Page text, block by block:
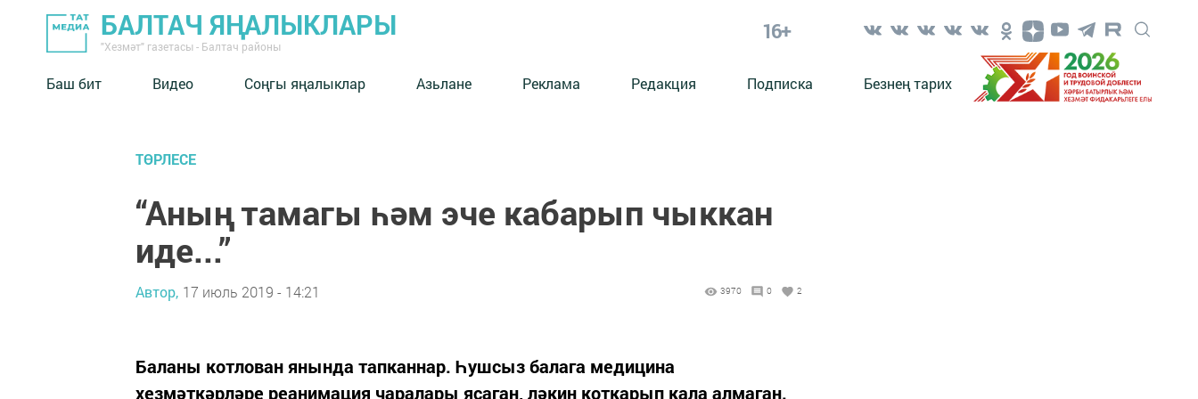
БАЛТАЧ ЯҢАЛЫКЛАРЫ
"Хезмәт" газетасы - Балтач районы
16+
Баш бит Видео Соңгы яңалыклар Азьлане Реклама Редакция Подписка Безнең тарих
ТӨРЛЕСЕ
“Аның тамагы һәм эче кабарып чыккан
иде...”
Автор, 17 июль 2019 - 14:21 3970 0 2
Баланы котлован янында тапканнар. Һушсыз балага медицина
хезмәткәрләре реанимация чаралары ясаган, ләкин коткарып кала алмаган.